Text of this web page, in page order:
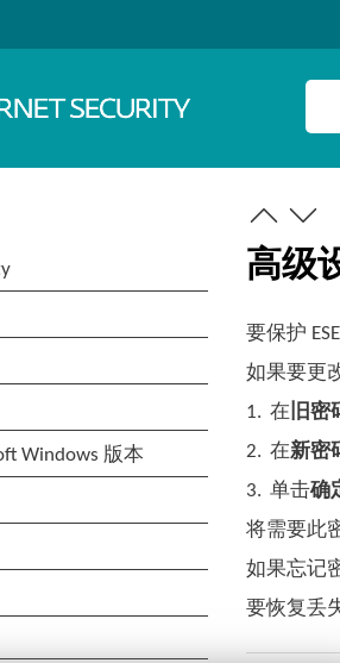
高级
要保护
如果要更
1. 在 旧密
2. 在新密
3. 单击确
将需要此
如果忘记
要恢复丢